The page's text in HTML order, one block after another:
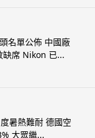
名單公佈 中國廠
缺席 Nikon 已...
暑熱難耐 德國空
大眾繼...